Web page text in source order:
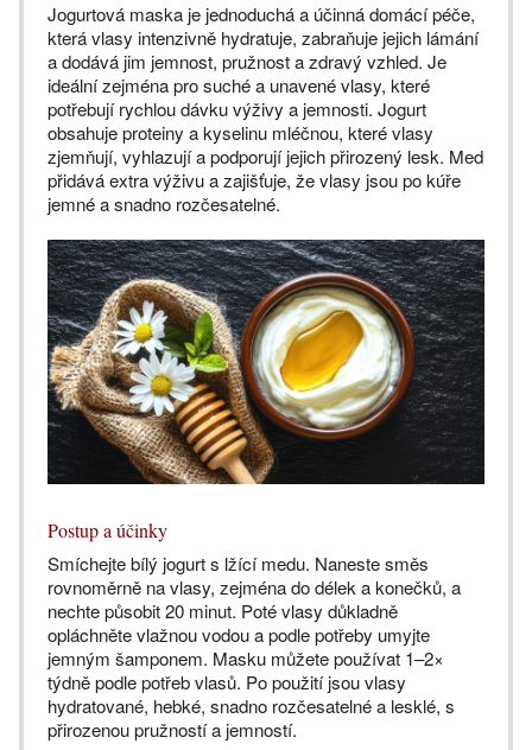
Jogurtová maska je jednoduchá a účinná domácí péče,
která vlasy intenzivně hydratuje, zabraňuje jejich lámání
a dodává jim jemnost, pružnost a zdravý vzhled. Je
ideální zejména pro suché a unavené vlasy, které
potřebují rychlou dávku výživy a jemnosti. Jogurt
obsahuje proteiny a kyselinu mléčnou, které vlasy
zjemňují, vyhlazují a podporují jejich přirozený lesk. Med
přidává extra výživu a zajišťuje, že vlasy jsou po kúře
jemné a snadno rozčesatelné.
Postup a účinky
Smíchejte bílý jogurt s lžící medu. Naneste směs
rovnoměrně na vlasy, zejména do délek a konečků, a
nechte působit 20 minut. Poté vlasy důkladně
opláchněte vlažnou vodou a podle potřeby umyjte
jemným šamponem. Masku můžete používat 1–2×
týdně podle potřeb vlasů. Po použití jsou vlasy
hydratované, hebké, snadno rozčesatelné a lesklé, s
přirozenou pružností a jemností.